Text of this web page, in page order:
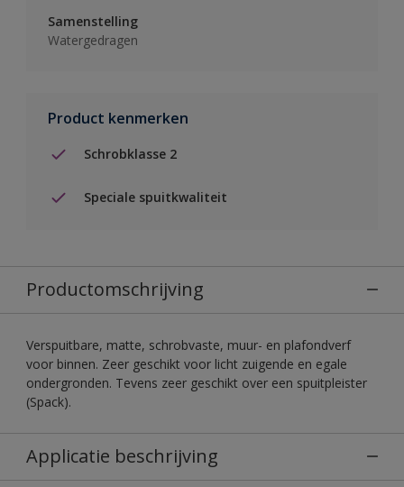
Samenstelling
Watergedragen
Product kenmerken
Schrobklasse 2
Speciale spuitkwaliteit
Productomschrijving
Verspuitbare, matte, schrobvaste, muur- en plafondverf
voor binnen. Zeer geschikt voor licht zuigende en egale
ondergronden. Tevens zeer geschikt over een spuitpleister
(Spack).
Applicatie beschrijving